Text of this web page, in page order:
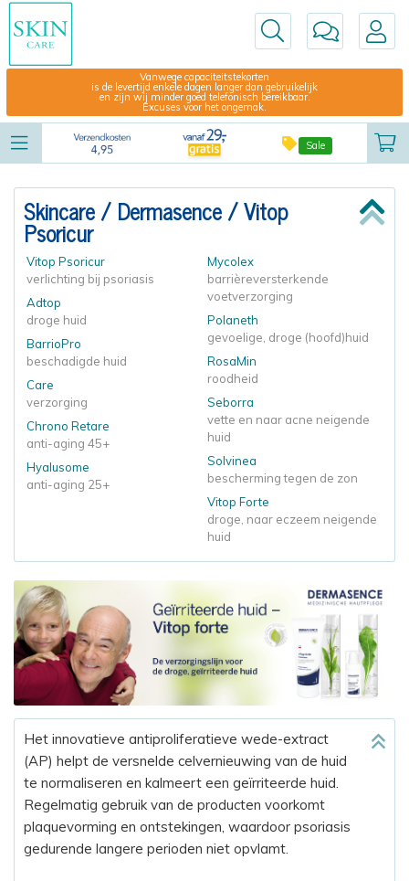
Vanwege capaciteitstekorten
is de levertijd enkele dagen langer dan gebruikelijk
en zijn wij minder goed telefonisch bereikbaar.
Excuses voor het ongemak.
Sale
Skincare/ Dermasence /Vitop
Psoricur
Vitop Psoricur
verlichting bij psoriasis
Adtop
droge huid
BarrioPro
beschadigde huid
Care
verzorging
Chrono Retare
anti-aging 45+
Hyalusome
anti-aging 25+
Mycolex
barrièreversterkende
voetverzorging
Polaneth
gevoelige, droge (hoofd)huid
RosaMin
roodheid
Seborra
vette en naar acne neigende
huid
Solvinea
bescherming tegen de zon
Vitop Forte
droge, naar eczeem neigende
huid
Het innovatieve antiproliferatieve wede-extract
(AP) helpt de versnelde celvernieuwing van de huid
te normaliseren en kalmeert een geïrriteerde huid.
Regelmatig gebruik van de producten voorkomt
plaquevorming en ontstekingen, waardoor psoriasis
gedurende langere perioden niet opvlamt.